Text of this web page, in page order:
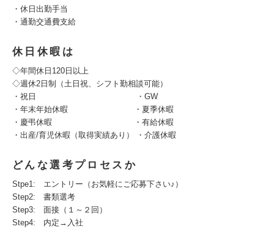
・休日出勤手当
・通勤交通費支給
休日休暇は
◇年間休日120日以上
◇週休2日制（土日祝、シフト勤相談可能）
・祝日 ・GW
・年末年始休暇 ・夏季休暇
・慶弔休暇 ・有給休暇
・出産/育児休暇（取得実績あり） ・介護休暇
どんな選考プロセスか
Stpe1: エントリー（お気軽にご応募下さい♪）
Step2: 書類選考
Step3: 面接（１～２回）
Step4: 内定→入社